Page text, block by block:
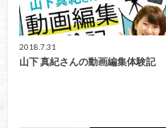
2018.7.31
山下 真紀さんの動画編集体験記